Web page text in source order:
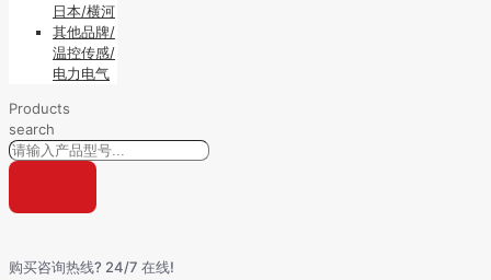
日本/横河
其他品牌/
温控传感/
电力电气
Products
search
购买咨询热线? 24/7 在线!